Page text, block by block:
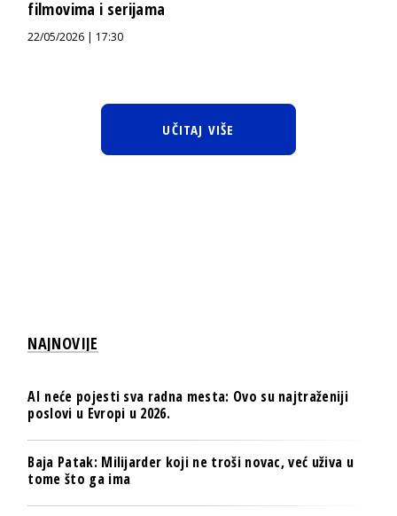
filmovima i serijama
22/05/2026 | 17:30
UČITAJ VIŠE
NAJNOVIJE
AI neće pojesti sva radna mesta: Ovo su najtraženiji
poslovi u Evropi u 2026.
Baja Patak: Milijarder koji ne troši novac, već uživa u
tome što ga ima